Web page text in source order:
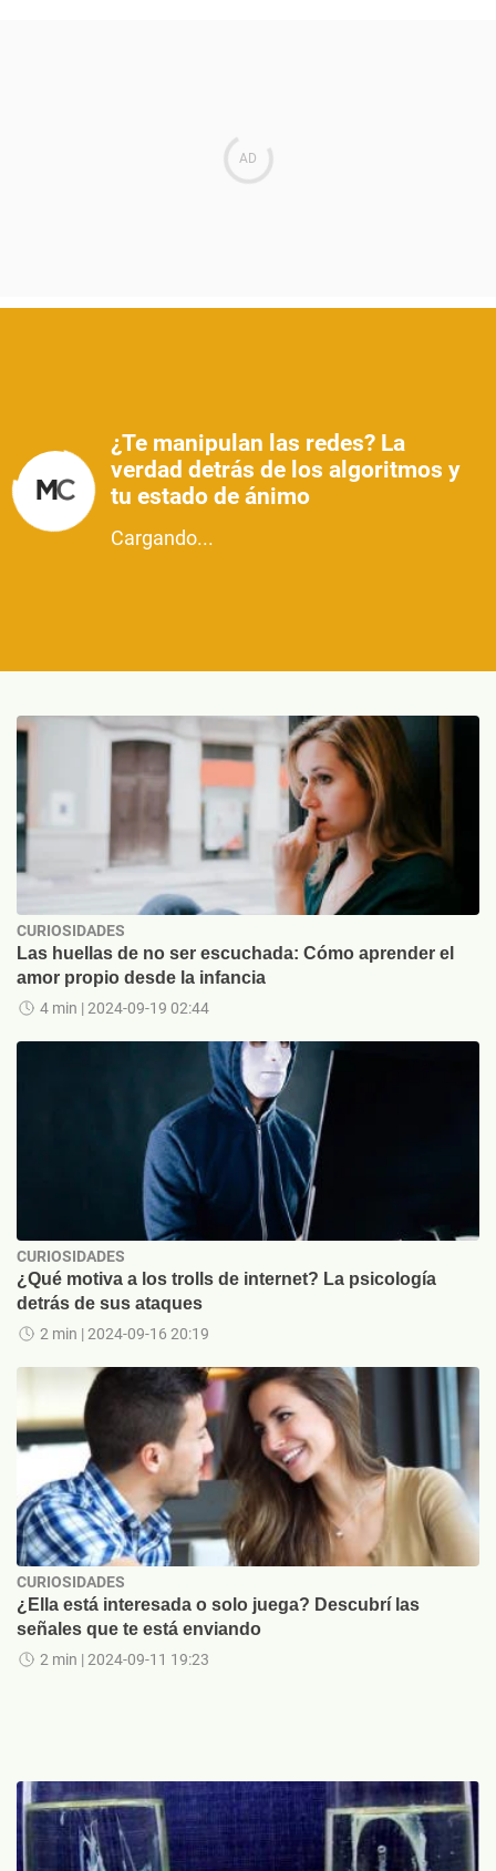
¿Te manipulan las redes? La
verdad detrás de los algoritmos y
tu estado de ánimo
Cargando...
CURIOSIDADES
Las huellas de no ser escuchada: Cómo aprender el
amor propio desde la infancia
4 min | 2024-09-19 02:44
CURIOSIDADES
¿Qué motiva a los trolls de internet? La psicología
detrás de sus ataques
2 min | 2024-09-16 20:19
CURIOSIDADES
¿Ella está interesada o solo juega? Descubrí las
señales que te está enviando
2 min | 2024-09-11 19:23